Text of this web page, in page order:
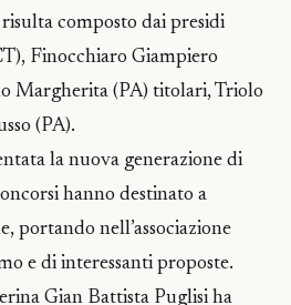
composto dai presidi
Finocchiaro Giampiero
Margherita (PA) titolari, Triolo
(PA).
la nuova generazione di
hanno destinato a
portando nell’associazione
e di interessanti proposte.
Gian Battista Puglisi ha